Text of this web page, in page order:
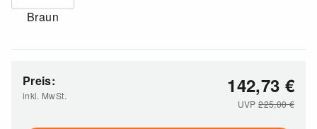
Braun
Preis:
inkl. MwSt. 142,73 €
UVP225,00€